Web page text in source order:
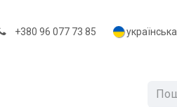
+380 96 077 73 85 українська